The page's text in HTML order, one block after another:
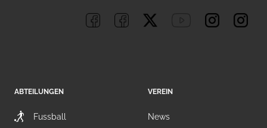
ABTEILUNGEN
Fussball
VEREIN
News